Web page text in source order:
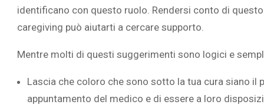
identificano con questo ruolo. Rendersi conto di
caregiving può aiutarti a cercare supporto.
Mentre molti di questi suggerimenti sono logici e
Lascia che coloro che sono sotto la tua cura siano il
appuntamento del medico e di essere a loro